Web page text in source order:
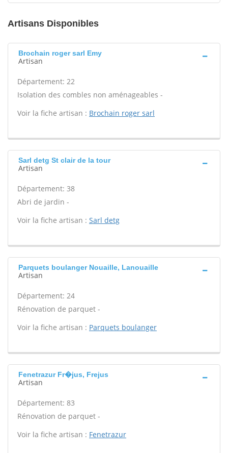
Artisans Disponibles
Brochain roger sarl Emy
Artisan
Département: 22
Isolation des combles non aménageables -
Voir la fiche artisan : Brochain roger sarl
Sarl detg St clair de la tour
Artisan
Département: 38
Abri de jardin -
Voir la fiche artisan : Sarl detg
Parquets boulanger Nouaille, Lanouaille
Artisan
Département: 24
Rénovation de parquet -
Voir la fiche artisan : Parquets boulanger
Fenetrazur Fr�jus, Frejus
Artisan
Département: 83
Rénovation de parquet -
Voir la fiche artisan : Fenetrazur